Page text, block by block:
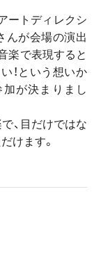
ートディレクシ
んが会場の演出
楽で表現すると
！という想いか
が決まりまし
、目だけではな
けます。